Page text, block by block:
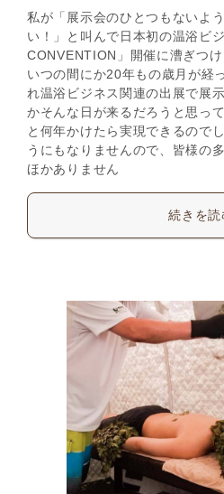
私が「展示会のひとつもないよ
い！」と叫んで日本初の温浴ビ
CONVENTION」開催に漕ぎつ
いつの間にか20年もの歳月が経
れ温浴ビジネス関連の出展で展
かそんな日が来るだろうと思っ
と何年かけたら実現できるので
うにもなりませんので、皆様の
ほかありません
続きを読